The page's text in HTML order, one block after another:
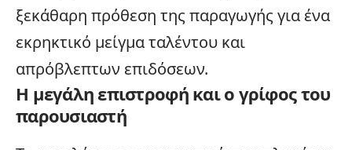
ξεκάθαρη πρόθεση της παραγωγής για ένα
εκρηκτικό μείγμα ταλέντου και
απρόβλεπτων επιδόσεων.
Η μεγάλη επιστροφή και ο γρίφος του
παρουσιαστή